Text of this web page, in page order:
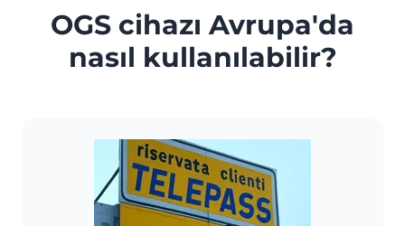
OGS cihazı Avrupa'da
nasıl kullanılabilir?